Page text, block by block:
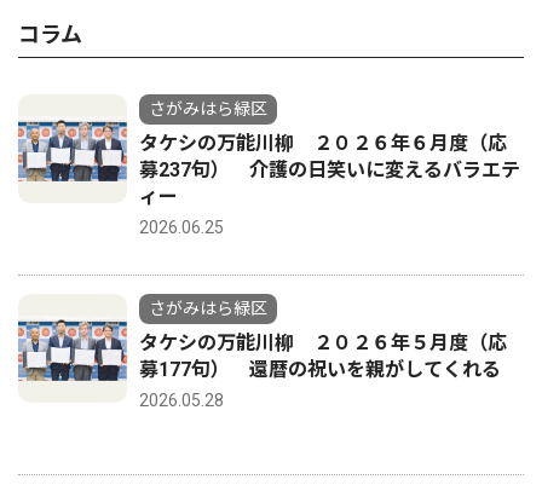
コラム
さがみはら緑区
タケシの万能川柳 ２０２６年６月度（応
募237句） 介護の日笑いに変えるバラエテ
ィー
2026.06.25
さがみはら緑区
タケシの万能川柳 ２０２６年５月度（応
募177句） 還暦の祝いを親がしてくれる
2026.05.28